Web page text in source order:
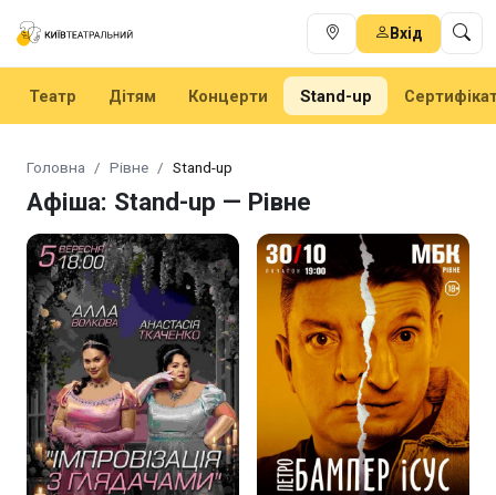
Вхід
Театр Дітям Концерти Stand-up
Головна Рівне Stand-up
Афіша: Stand-up — Рівне